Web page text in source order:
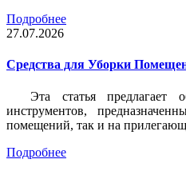
Подробнее
27.07.2026
Средства для Уборки
Эта статья предлагает
инструментов,
помещений, так и на
Подробнее